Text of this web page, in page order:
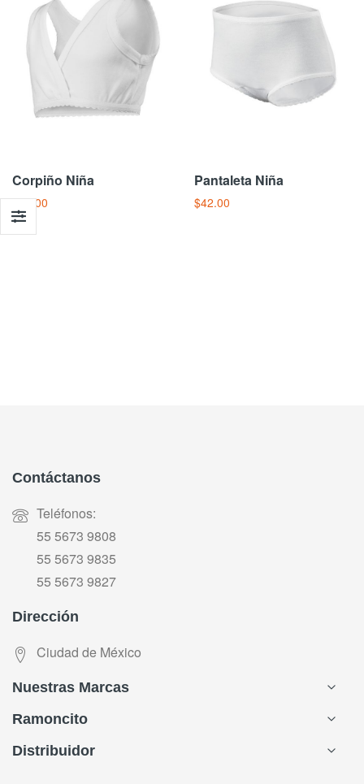
Corpiño Niña
$47.00
Pantaleta Niña
$42.00
Contáctanos
Teléfonos:
55 5673 9808
55 5673 9835
55 5673 9827
Dirección
Ciudad de México
Nuestras Marcas
Ramoncito
Distribuidor